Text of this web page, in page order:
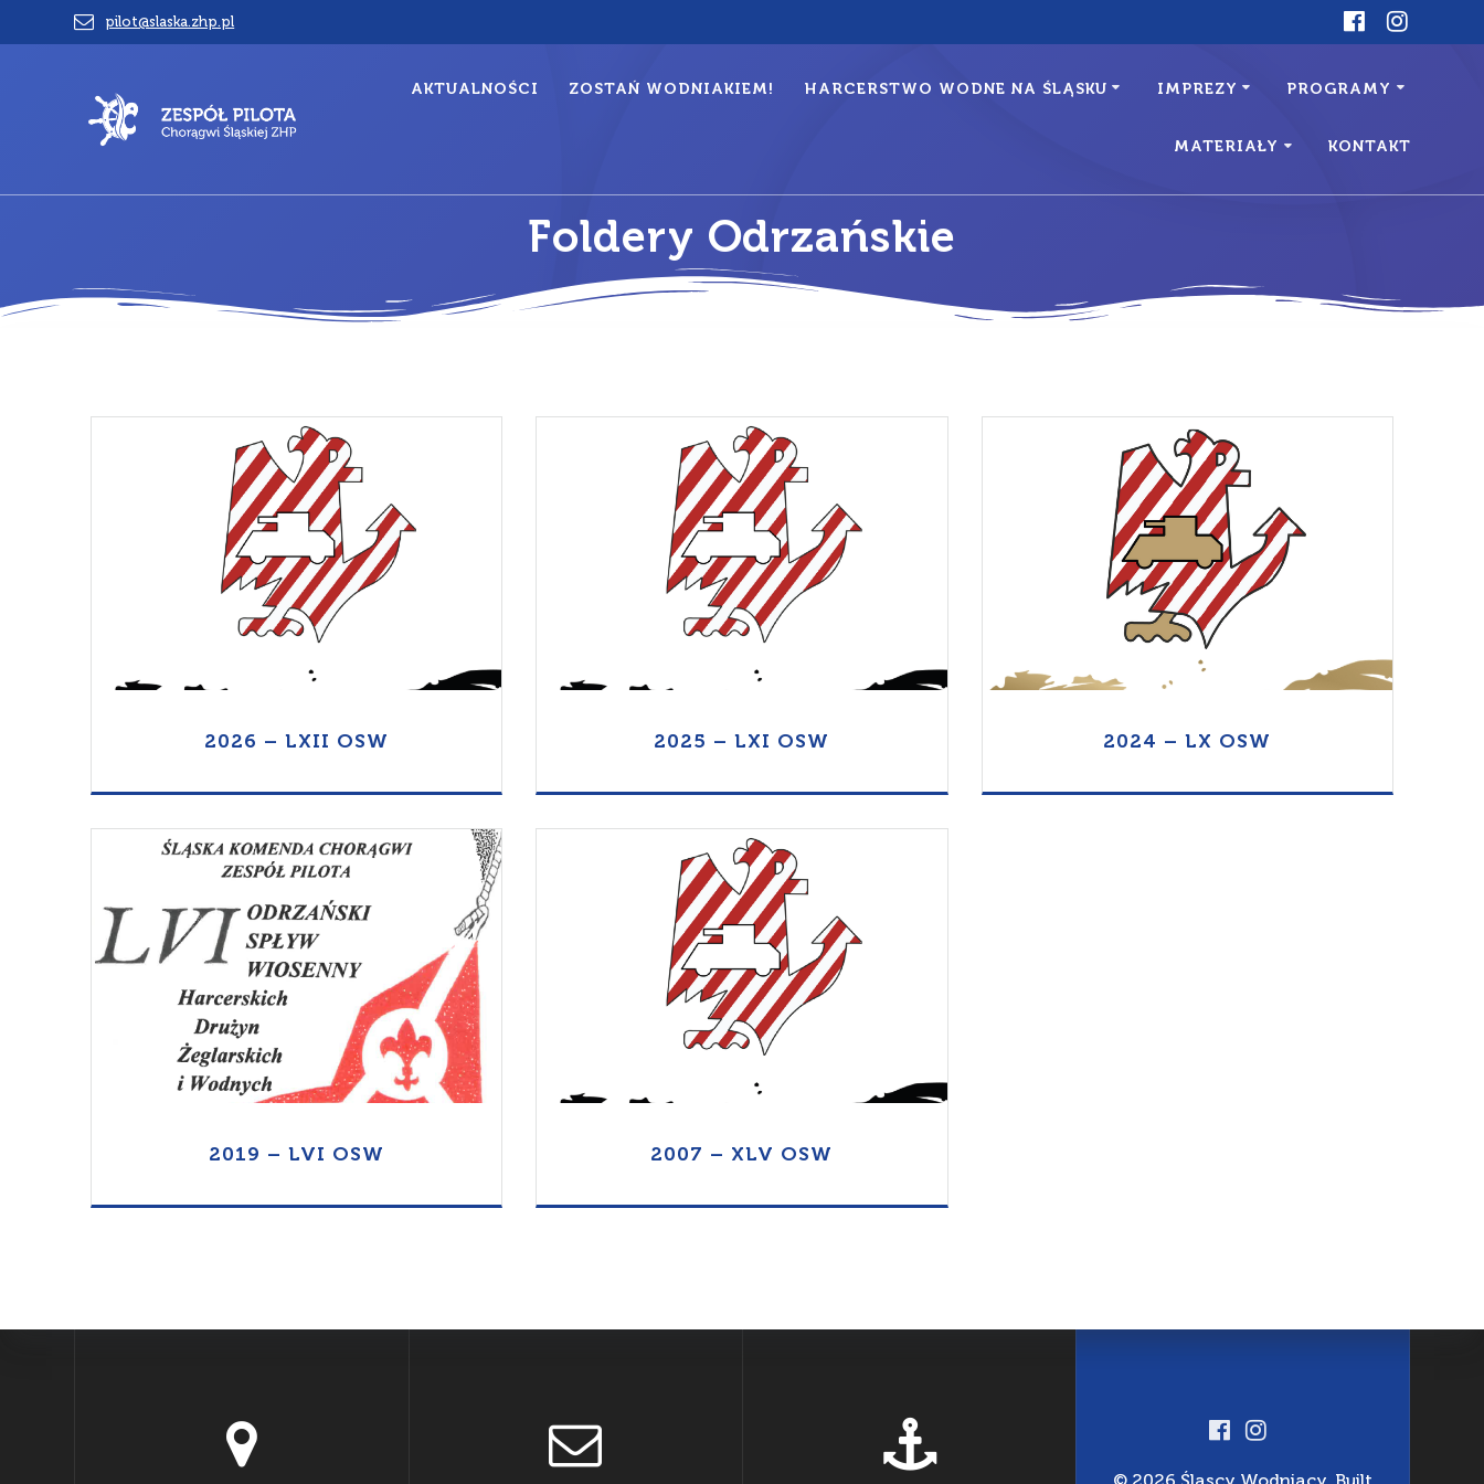
pilot@slaska.zhp.pl
AKTUALNOŚCI ZOSTAŃ WODNIAKIEM! HARCERSTWO WODNE NA ŚLĄSKU IMPREZY PROGRAMY
MATERIAŁY KONTAKT
Foldery Odrzańskie
Otwórz Folder
2026 – LXII OSW
Otwórz Folder
2025 – LXI OSW
Otwórz Folder
2024 – LX OSW
Otwórz Folder
2019 – LVI OSW
Otwórz Folder
2007 – XLV OSW